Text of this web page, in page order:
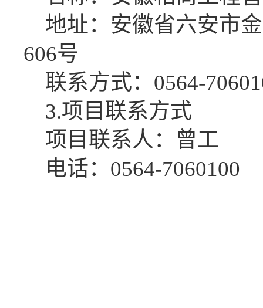
地址：安徽省六安市
606号
联系方式： 0564-70601
3.项目联系方式
项目联系人： 曾工
电话： 0564-7060100